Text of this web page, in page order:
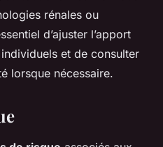
rénales ou
d’ajuster l’apport
et de consulter
lorsque nécessaire.